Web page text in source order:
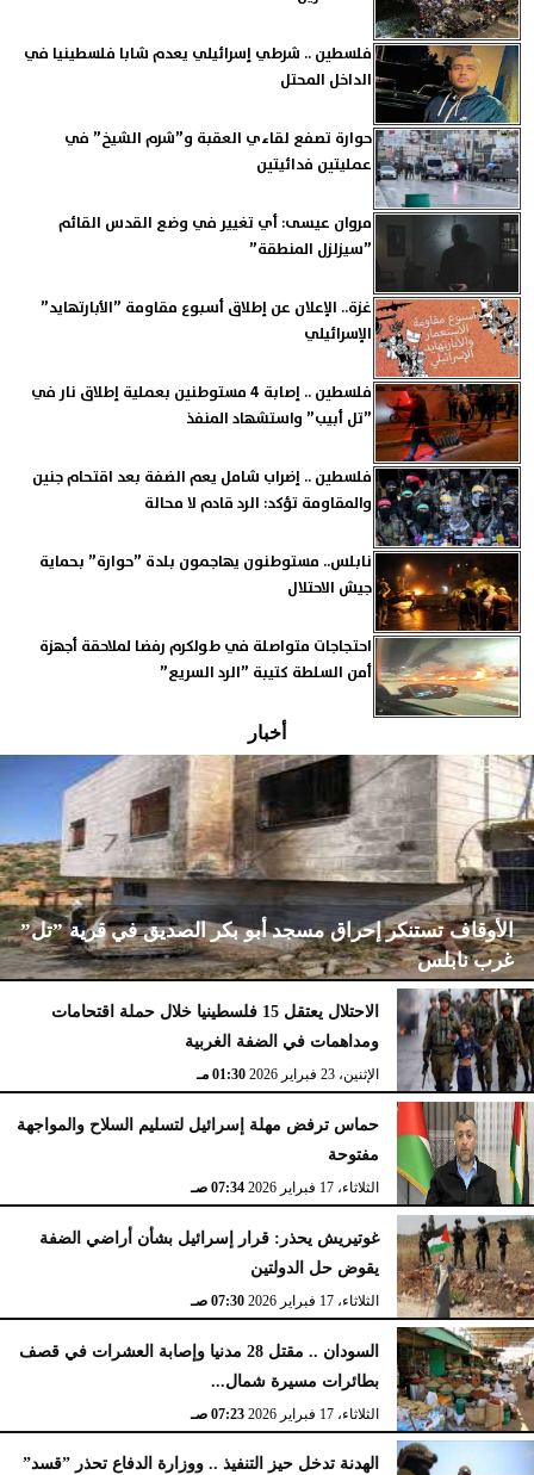
فلسطين .. شرطي إسرائيلي يعدم شابا فلسطينيا في
الداخل المحتل
حوارة تصفع لقاءي العقبة و”شرم الشيخ” في
عمليتين فدائيتين
مروان عيسى: أي تغيير في وضع القدس القائم
”سيزلزل المنطقة”
غزة.. الإعلان عن إطلاق أسبوع مقاومة ”الأبارتهايد”
الإسرائيلي
فلسطين .. إصابة 4 مستوطنين بعملية إطلاق نار في
”تل أبيب” واستشهاد المنفذ
فلسطين .. إضراب شامل يعم الضفة بعد اقتحام جنين
والمقاومة تؤكد: الرد قادم لا محالة
نابلس.. مستوطنون يهاجمون بلدة ”حوارة” بحماية
جيش الاحتلال
احتجاجات متواصلة في طولكرم رفضا لملاحقة أجهزة
أمن السلطة كتيبة ”الرد السريع”
أخبار
الأوقاف تستنكر إحراق مسجد أبو بكر الصديق في قرية ”تل”
غرب نابلس
الإثنين، 23 فبراير 2026 02:15 مـ
الاحتلال يعتقل 15 فلسطينيا خلال حملة اقتحامات
ومداهمات في الضفة الغربية
الإثنين، 23 فبراير 2026 01:30 مـ
حماس ترفض مهلة إسرائيل لتسليم السلاح والمواجهة
مفتوحة
الثلاثاء، 17 فبراير 2026 07:34 صـ
غوتيريش يحذر: قرار إسرائيل بشأن أراضي الضفة
يقوض حل الدولتين
الثلاثاء، 17 فبراير 2026 07:30 صـ
السودان .. مقتل 28 مدنيا وإصابة العشرات في قصف
بطائرات مسيرة شمال...
الثلاثاء، 17 فبراير 2026 07:23 صـ
الهدنة تدخل حيز التنفيذ .. ووزارة الدفاع تحذر ”قسد”